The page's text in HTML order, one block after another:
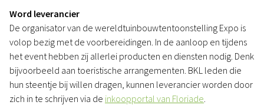
Word leverancier
De organisator van de wereldtuinbouwtentoonstelling Expo is
volop bezig met de voorbereidingen. In de aanloop en tijdens
het event hebben zij allerlei producten en diensten nodig. Denk
bijvoorbeeld aan toeristische arrangementen. BKL leden die
hun steentje bij willen dragen, kunnen leverancier worden door
zich in te schrijven via de inkoopportal van Floriade.